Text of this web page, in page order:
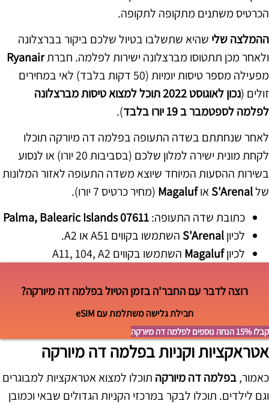
הכרטיס משתנים מתקופה לתקופה.
ההמלצה שלי שהיא שתשלבו בטיול שלכם ביקור בברצלונה
ולאחר מכן תתטוסו מברצלונה ישירות לפלמה. חברתRyanair
מפעילה מספר טיסות יומיות (50 דקות בלבד) לאי במחירים
זולים (
נכון לאוגוסט 2022 תוכל למצוא טיסות מברצלונה
לפלמה לספטמבר ב 19 יורו בלבד
).
לאחר שנחתתם בשדה התעופה בפלמה דה מיורקה תוכלו
לקחת מונית ישירה למלון שלכם (בסביבות 20 יורו) או לנסוע
בשירות ההסעות המיוחד שיוצא משדה התעופה לאזור המלונות
שלS'ArenalאוMagaluf (מחיר כרטיס 7 יורו).
כתובת שדה התעופה:07611 Palma, Balearic Islands
לכיוןS'Arenal השתמשו בקווים A51 או A2.
לכיוןMagaluf השתמשו בקווים A11, 104, A2
רוצה לדבר עם החבר'ה בזמן הטיול בפלמה דה מיורקה?
חבילת גלישה משתלמת עם eSIM
קבלו 15% הנחה נוספים לפלמה דה מיורקה
אטראקציות וקניות בפלמה דה מיורקה
כאמור,בפלמה דה מיורקה תוכלו למצוא אטראקציות למבוגרים
וגם לילדים. תוכלו לבקר במרכזי הקניות הגדולים שבאי וכמובן